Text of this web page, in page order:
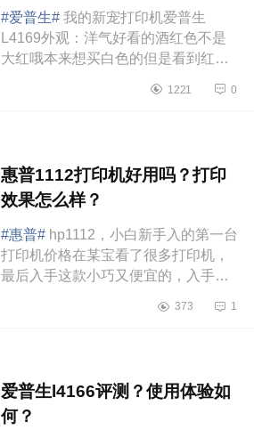
#爱普生# 我的新宠打印机爱普生
L4169外观：洋气好看的酒红色不是
大红哦本来想买白色的但是看到红色
也很容易搭家具操作：本来还和买家
1221 0
惠普1112打印机好用吗？打印
效果怎么样？
#惠普# hp1112，小白新手入的第一台
打印机价格在某宝看了很多打印机，
最后入手这款小巧又便宜的，入手价
很平价的了，买了一个套餐：送1...
373 1
爱普生l4166评测？使用体验如
何？